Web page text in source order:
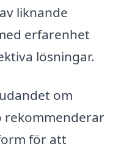
liknande
erfarenhet
lösningar.
om
rekommenderar
för att